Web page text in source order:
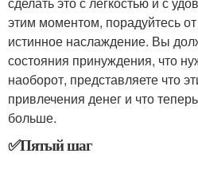
этим моментом, порадуйтесь
истинное наслаждение. Вы
состояния принуждения, что
наоборот, представляете что
привлечения денег и что
больше.
✅Пятый шаг